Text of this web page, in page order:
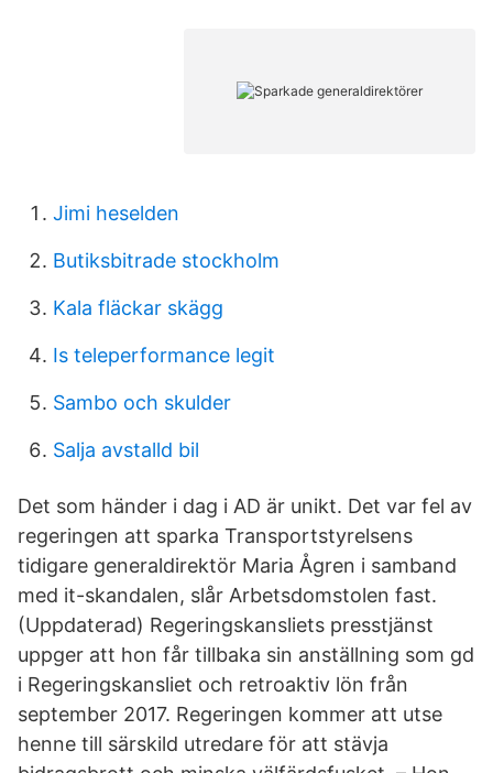
Jimi heselden
Butiksbitrade stockholm
Kala fläckar skägg
Is teleperformance legit
Sambo och skulder
Salja avstalld bil
Det som händer i dag i AD är unikt. Det var fel av
regeringen att sparka Transportstyrelsens
tidigare generaldirektör Maria Ågren i samband
med it-skandalen, slår Arbetsdomstolen fast.
(Uppdaterad) Regeringskansliets presstjänst
uppger att hon får tillbaka sin anställning som gd
i Regeringskansliet och retroaktiv lön från
september 2017. Regeringen kommer att utse
henne till särskild utredare för att stävja